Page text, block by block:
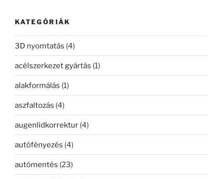
KATEGÓRIÁK
3D nyomtatás (4)
acélszerkezet gyártás (1)
alakformálás (1)
aszfaltozás (4)
augenlidkorrektur (4)
autófényezés (4)
autómentés (23)